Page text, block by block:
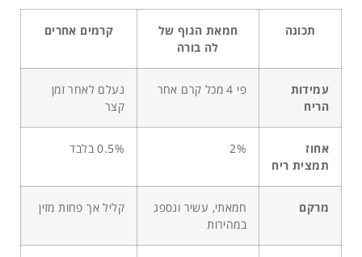
תכונה
חמאת הגוף של
לה בורה
קרמים אחרים
עמידות
הריח
פי 4 מכל קרם אחר
נעלם לאחר זמן
קצר
אחוז
תמצית ריח
2% 0.5% בלבד
מרקם
חמאתי, עשיר ונספג
במהירות
קליל אך פחות מזין